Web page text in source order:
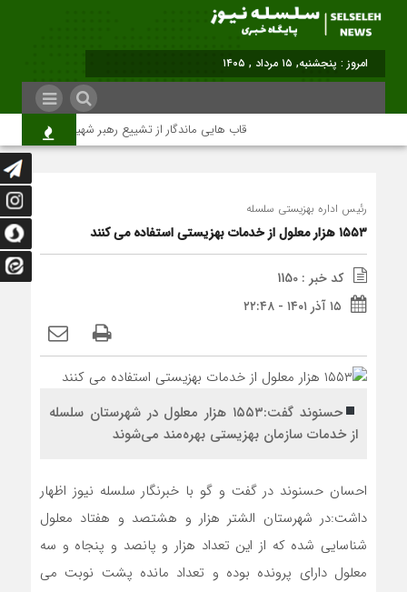
امروز : پنجشنبه, ۱۵ مرداد , ۱۴۰۵
قاب هایی ماندگار از تشییع رهبر شهید در تهران
رئیس اداره بهزیستی سلسله
۱۵۵۳ هزار معلول از خدمات بهزیستی استفاده می کنند
کد خبر : 1150
۱۵ آذر ۱۴۰۱ - ۲۲:۴۸
حسنوند گفت:۱۵۵۳ هزار معلول در شهرستان سلسله
از خدمات سازمان بهزیستی بهره‌مند می‌شوند
احسان حسنوند در گفت و گو با خبرنگار سلسله نیوز اظهار
داشت:در شهرستان الشتر هزار و هشتصد و هفتاد معلول
شناسایی شده که از این تعداد هزار و پانصد و پنجاه و سه
معلول دارای پرونده بوده و تعداد مانده پشت نوبت می